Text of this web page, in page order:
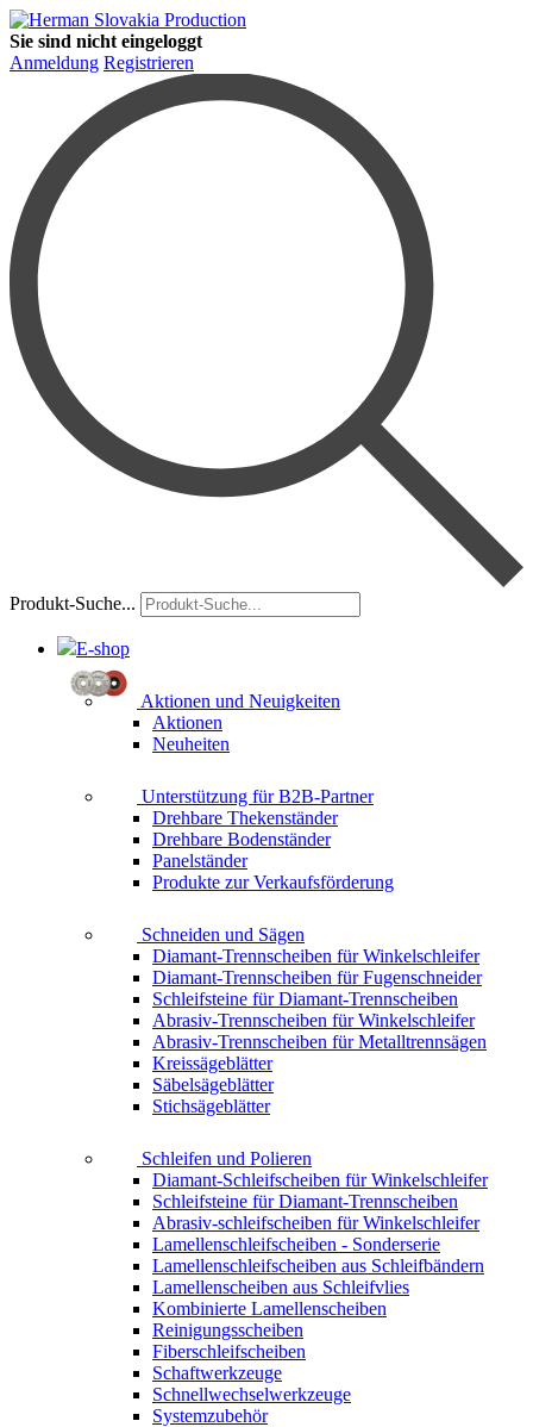
Sie sind nicht eingeloggt
Anmeldung Registrieren
Produkt-Suche...
E-shop
Aktionen und Neuigkeiten
Aktionen
Neuheiten
Unterstützung für B2B-Partner
Drehbare Thekenständer
Drehbare Bodenständer
Panelständer
Produkte zur Verkaufsförderung
Schneiden und Sägen
Diamant-Trennscheiben für Winkelschleifer
Diamant-Trennscheiben für Fugenschneider
Schleifsteine für Diamant-Trennscheiben
Abrasiv-Trennscheiben für Winkelschleifer
Abrasiv-Trennscheiben für Metalltrennsägen
Kreissägeblätter
Säbelsägeblätter
Stichsägeblätter
Schleifen und Polieren
Diamant-Schleifscheiben für Winkelschleifer
Schleifsteine für Diamant-Trennscheiben
Abrasiv-schleifscheiben für Winkelschleifer
Lamellenschleifscheiben - Sonderserie
Lamellenschleifscheiben aus Schleifbändern
Lamellenscheiben aus Schleifvlies
Kombinierte Lamellenscheiben
Reinigungsscheiben
Fiberschleifscheiben
Schaftwerkzeuge
Schnellwechselwerkzeuge
Systemzubehör